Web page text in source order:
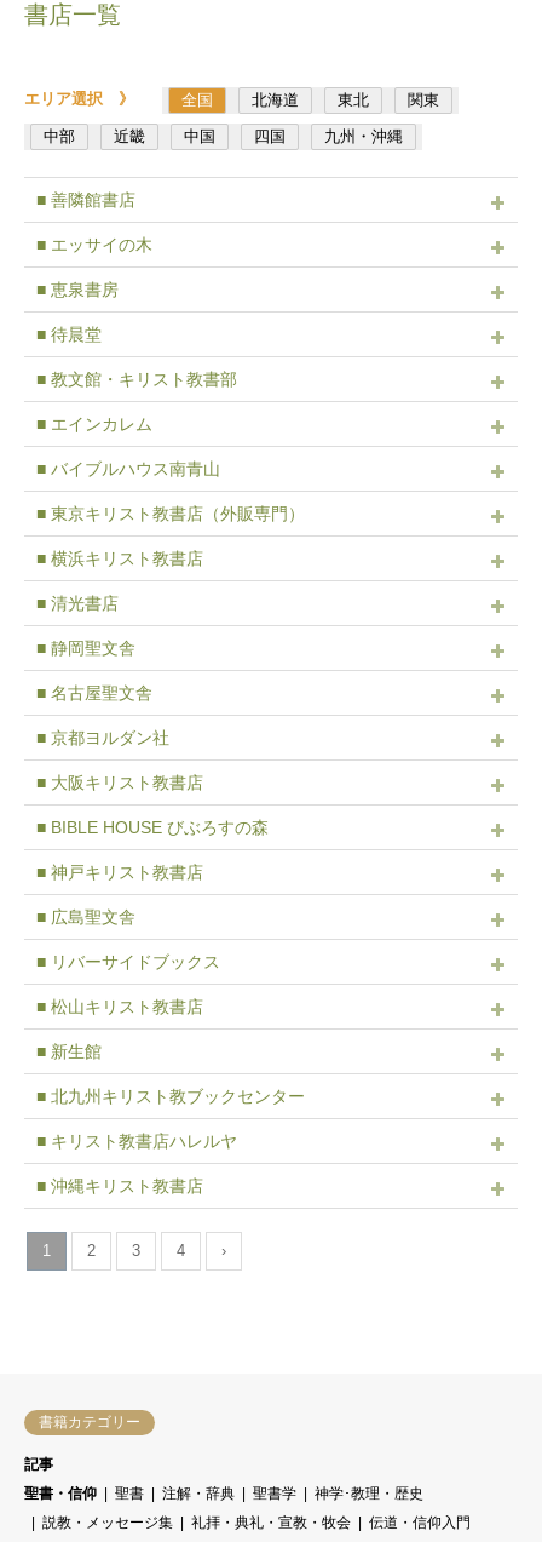
書店一覧
エリア選択 》 全国 北海道 東北
関東
中部
近畿 中国 四国 九州・沖縄
■ 善隣館書店
■ エッサイの木
■ 恵泉書房
■ 待晨堂
■ 教文館・キリスト教書部
■ エインカレム
■ バイブルハウス南青山
■ 東京キリスト教書店（外販専門）
■ 横浜キリスト教書店
■ 清光書店
■ 静岡聖文舎
■ 名古屋聖文舎
■ 京都ヨルダン社
■ 大阪キリスト教書店
■ BIBLE HOUSE びぶろすの森
■ 神戸キリスト教書店
■ 広島聖文舎
■ リバーサイドブックス
■ 松山キリスト教書店
■ 新生館
■ 北九州キリスト教ブックセンター
■ キリスト教書店ハレルヤ
■ 沖縄キリスト教書店
1 2 3 4 ›
書籍カテゴリー
記事
聖書・信仰
聖書 注解・辞典 聖書学
神学･教理・歴史
説教・メッセージ集
礼拝・典礼・宣教・牧会
伝道・信仰入門